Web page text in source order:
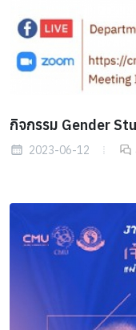
กิจกรรม Gender
2023-06-12